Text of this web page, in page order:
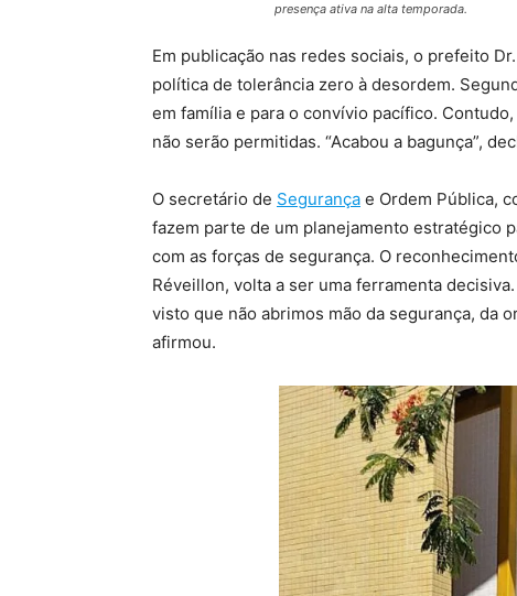
presença ativa na alta temporada.
Em publicação nas redes sociais, o prefeito
política de tolerância zero à desordem.
em família e para o convívio pacífico.
não serão permitidas. “Acabou a bagunça”,
O secretário de Segurança e Ordem Pública,
fazem parte de um planejamento estratégico
com as forças de segurança. O
Réveillon, volta a ser uma ferramenta
visto que não abrimos mão da segurança, da
afirmou.